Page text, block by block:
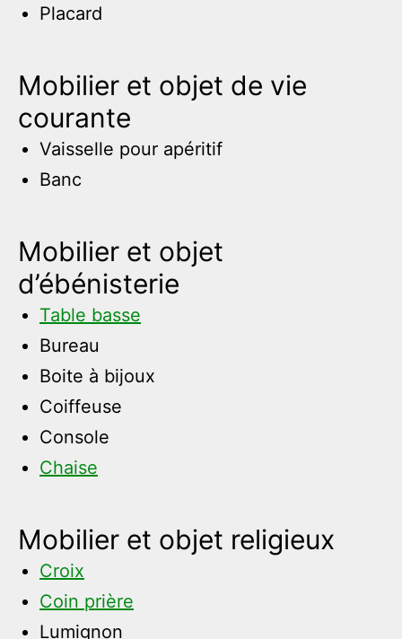
Placard
Mobilier et objet de vie
courante
Vaisselle pour apéritif
Banc
Mobilier et objet
d’ébénisterie
Table basse
Bureau
Boite à bijoux
Coiffeuse
Console
Chaise
Mobilier et objet religieux
Croix
Coin prière
Lumignon